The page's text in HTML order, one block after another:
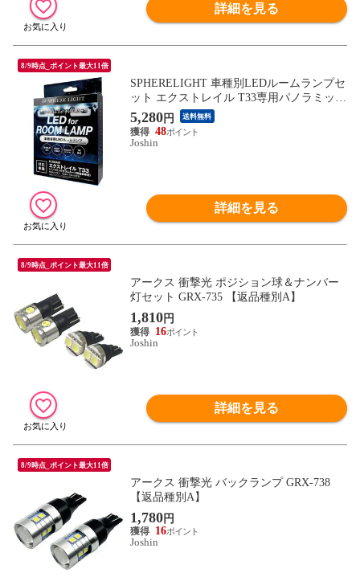
詳細を見る
8/9時点_ポイント最大11倍
SPHERELIGHT 車種別LEDルームランプセ
ット エクストレイル T33専用パノラミック
ガラスルーフ装着車 スフィアライト SLRM
-59 【返品種別A】
5,280円 送料無料
48
Joshin
詳細を見る
8/9時点_ポイント最大11倍
アークス 衝撃光 ポジション球＆ナンバー
灯セット GRX-735 【返品種別A】
1,810円
16
Joshin
詳細を見る
8/9時点_ポイント最大11倍
アークス 衝撃光 バックランプ GRX-738
【返品種別A】
1,780円
16
Joshin